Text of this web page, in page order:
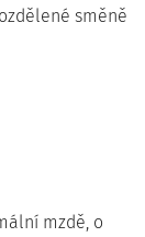
směně
mzdě, o